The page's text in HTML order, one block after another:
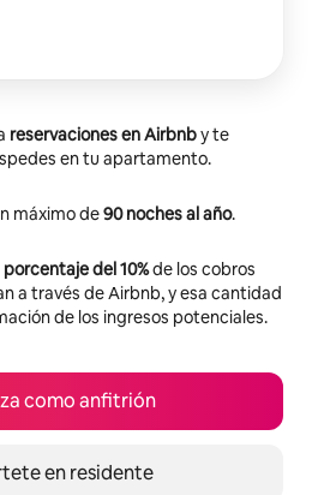
reservaciones en Airbnby te
en tu apartamento.
máximo de90 noches al año.
porcentaje del 10%de los cobros
a través de Airbnb, y esa cantidad
de los ingresos potenciales.
como anfitrión
en residente